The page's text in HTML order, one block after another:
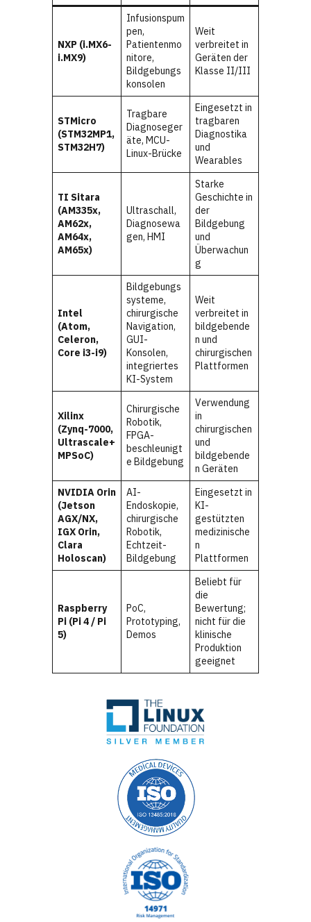
NXP (i.MX6-
i.MX9)
Infusionspum
pen,
Patientenmo
nitore,
Bildgebungs
konsolen
Weit
verbreitet in
Geräten der
Klasse II/III
STMicro
(STM32MP1,
STM32H7)
Tragbare
Diagnoseger
äte, MCU-
Linux-Brücke
Eingesetzt in
tragbaren
Diagnostika
und
Wearables
TI Sitara
(AM335x,
AM62x,
AM64x,
AM65x)
Ultraschall,
Diagnosewa
gen, HMI
Starke
Geschichte in
der
Bildgebung
und
Überwachun
g
Intel
(Atom,
Celeron,
Core i3-i9)
Bildgebungs
systeme,
chirurgische
Navigation,
GUI-
Konsolen,
integriertes
KI-System
Weit
verbreitet in
bildgebende
n und
chirurgischen
Plattformen
Xilinx
(Zynq-7000,
Ultrascale+
MPSoC)
Chirurgische
Robotik,
FPGA-
beschleunigt
e Bildgebung
Verwendung
in
chirurgischen
und
bildgebende
n Geräten
NVIDIA Orin
(Jetson
AGX/NX,
IGX Orin,
Clara
Holoscan)
AI-
Endoskopie,
chirurgische
Robotik,
Echtzeit-
Bildgebung
Eingesetzt in
KI-
gestützten
medizinische
n
Plattformen
Raspberry
Pi (Pi 4 / Pi
5)
PoC,
Prototyping,
Demos
Beliebt für
die
Bewertung;
nicht für die
klinische
Produktion
geeignet